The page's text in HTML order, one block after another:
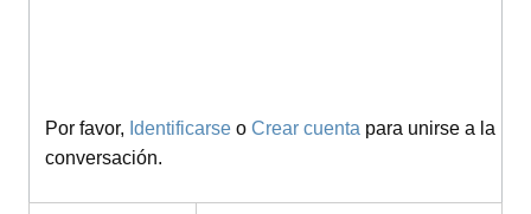
Por favor, Identificarse o Crear cuenta para unirse a la
conversación.